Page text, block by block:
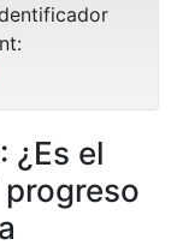
¿Es el